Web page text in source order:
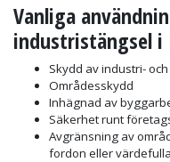
Vanliga
industristängsel i
Skydd av industri-
Områdesskydd
Inhägnad av
Säkerhet runt
Avgränsning av
fordon eller